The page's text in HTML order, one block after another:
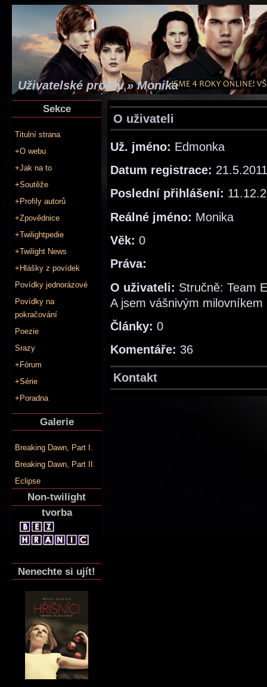
Uživatelské profily » Monika
Sekce
Titulní strana
+O webu
+Jak na to
+Soutěže
+Profily autorů
+Zpovědnice
+Twilightpedie
+Twilight News
+Hlášky z povídek
Povídky jednorázové
Povídky na
pokračování
Poezie
Srazy
+Fórum
+Série
+Poradna
Galerie
Breaking Dawn, Part I.
Breaking Dawn, Part II.
Eclipse
Non-twilight
tvorba
Nenechte si ujít!
O uživateli
Už. jméno: Edmonka
Datum registrace: 21.5.2011
Poslední přihlášení:
Reálné jméno: Monika
Věk: 0
Práva:
O uživateli: Stručně: Team
A jsem vášnivým milovníkem
Články: 0
Komentáře: 36
Kontakt